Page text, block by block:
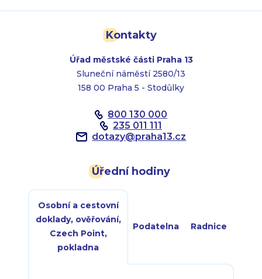
Kontakty
Úřad městské části Praha 13
Sluneční náměstí 2580/13
158 00 Praha 5 - Stodůlky
800 130 000
235 011 111
dotazy@praha13.cz
Úřední hodiny
Osobní a cestovní
doklady, ověřování,
Czech Point,
pokladna
Podatelna Radnice